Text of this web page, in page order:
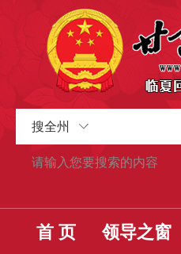
搜全州
首 页 领导之窗